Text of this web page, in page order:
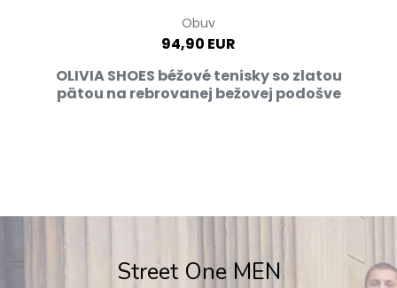
Obuv
94,90 EUR
OLIVIA SHOES béžové tenisky so zlatou
pätou na rebrovanej bežovej podošve
Street One MEN